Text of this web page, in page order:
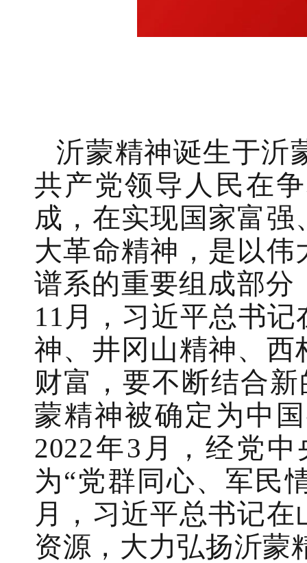
沂蒙精神诞生于沂
共产党领导人民在
成，在实现国家富
大革命精神，是以
谱系的重要组成部分
11月，习近平总书
神、井冈山精神、
财富，要不断结合
蒙精神被确定为中
2022年3月，经党
为“党群同心、军民
月，习近平总书记
资源，大力弘扬沂蒙